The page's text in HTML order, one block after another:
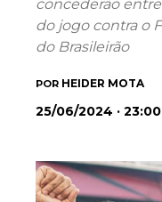
concederão
do jogo contra o
do Brasileirão
POR HEIDER MOTA
25/06/2024 · 23:00